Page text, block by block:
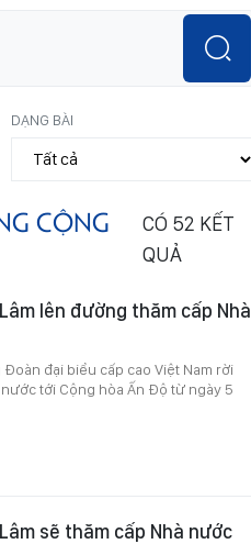
DẠNG BÀI
CỘNG
CÓ 52 KẾT
QUẢ
lên đường thăm cấp Nhà
đại biểu cấp cao Việt Nam rời
tới Cộng hòa Ấn Độ từ ngày 5
sẽ thăm cấp Nhà nước